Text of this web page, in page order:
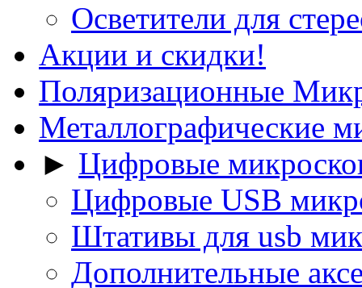
Осветители для
Акции и скидки!
Поляризационные
Металлографические
► Цифровые
Цифровые USB
Штативы для usb
Дополнительные